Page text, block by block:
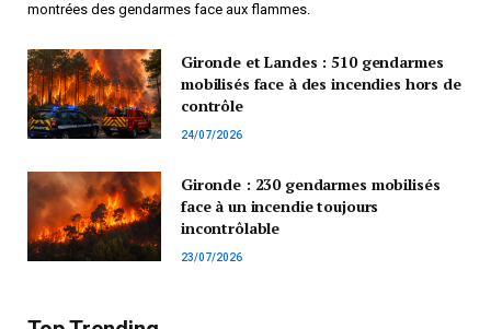
montrées des gendarmes face aux flammes.
Gironde et Landes : 510 gendarmes
mobilisés face à des incendies hors de
contrôle
24/07/2026
Gironde : 230 gendarmes mobilisés
face à un incendie toujours
incontrôlable
23/07/2026